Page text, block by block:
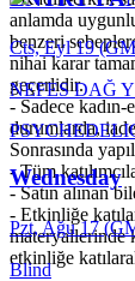
anlamda
benzeri
nihai karar
geçerlidir.
- Sadece
durumlarda,
Sonrasında
-⁠ ⁠Tüm
- Satın alınan
- Etkinliğe
materyallerinde
etkinliğe
Cts, Eyl 19
NEFES DAĞ
Wednesday
Pzt, Ağu 17
Blind